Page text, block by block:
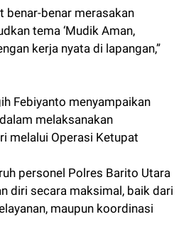
benar-benar merasakan
tema ‘Mudik Aman,
kerja nyata di lapangan,”
Febiyanto menyampaikan
melaksanakan
melalui Operasi Ketupat
personel Polres Barito Utara
diri secara maksimal, baik dari
maupun koordinasi